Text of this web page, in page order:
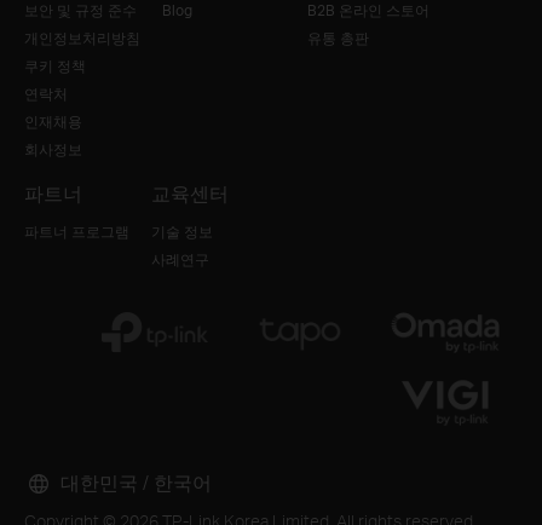
보안 및 규정 준수
개인정보처리방침
쿠키 정책
연락처
인재채용
회사정보
Blog
B2B 온라인 스토어
유통 총판
파트너
파트너 프로그램
교육센터
기술 정보
사례연구
대한민국 / 한국어